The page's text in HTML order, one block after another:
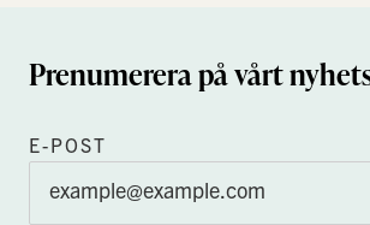
Prenumerera på vårt
E-POST